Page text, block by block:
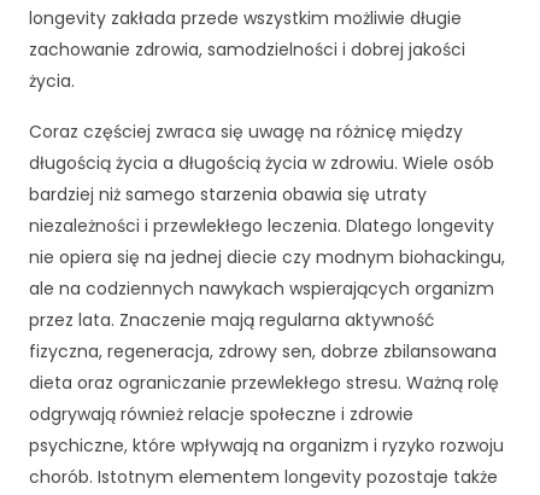
longevity zakłada przede wszystkim możliwie długie
zachowanie zdrowia, samodzielności i dobrej jakości
życia.
Coraz częściej zwraca się uwagę na różnicę między
długością życia a długością życia w zdrowiu. Wiele osób
bardziej niż samego starzenia obawia się utraty
niezależności i przewlekłego leczenia. Dlatego longevity
nie opiera się na jednej diecie czy modnym biohackingu,
ale na codziennych nawykach wspierających organizm
przez lata. Znaczenie mają regularna aktywność
fizyczna, regeneracja, zdrowy sen, dobrze zbilansowana
dieta oraz ograniczanie przewlekłego stresu. Ważną rolę
odgrywają również relacje społeczne i zdrowie
psychiczne, które wpływają na organizm i ryzyko rozwoju
chorób. Istotnym elementem longevity pozostaje także